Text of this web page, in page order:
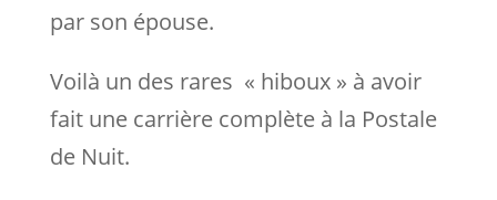
par son épouse.
Voilà un des rares « hiboux » à avoir
fait une carrière complète à la Postale
de Nuit.